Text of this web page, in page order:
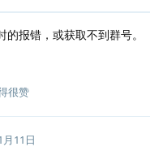
报错，或获取不到群号。
很赞
月11日